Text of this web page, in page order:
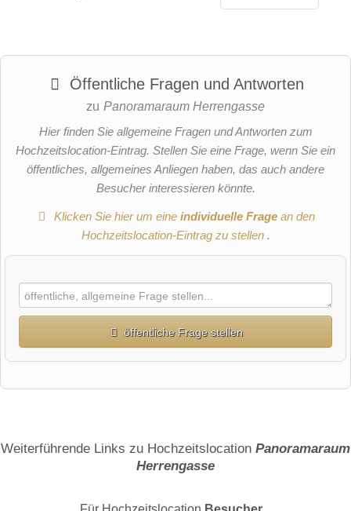
Öffentliche Fragen und Antworten
zu Panoramaraum Herrengasse
Hier finden Sie allgemeine Fragen und Antworten zum
Hochzeitslocation-Eintrag. Stellen Sie eine Frage, wenn Sie ein
öffentliches, allgemeines Anliegen haben, das auch andere
Besucher interessieren könnte.
Klicken Sie hier um eineindividuelle Frage an den
Hochzeitslocation-Eintrag zu stellen .
öffentliche Frage stellen
E-Mail-Adresse (wird nicht veröffentlicht)
Weiterführende Links zu Hochzeitslocation Panoramaraum
Herrengasse